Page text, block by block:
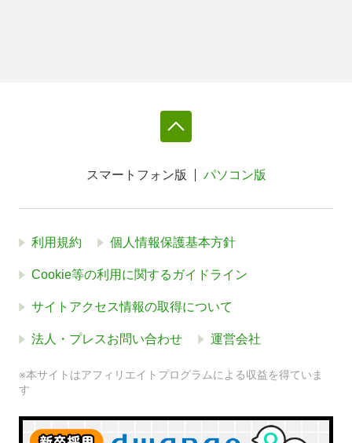
スマートフォン版 パソコン版
利用規約 個人情報保護基本方針
Cookie等の利用に関するガイドライン
サイトアクセス情報の取得について
法人・プレスお問い合わせ 運営会社
※本サイトはアフィリエイトプログラムによる収益を得ていま
す